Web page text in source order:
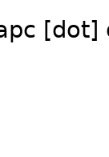
[dot]